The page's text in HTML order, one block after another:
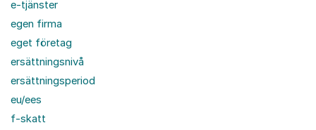
e-tjänster
egen firma
eget företag
ersättningsnivå
ersättningsperiod
eu/ees
f-skatt